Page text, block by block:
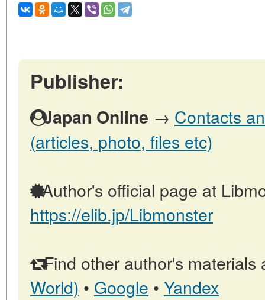
Publisher:
Japan Online → Contacts
(articles, photo, files etc)
Author's official page at
https://elib.jp/Libmonster
Find other author's materials
World) • Google • Yandex